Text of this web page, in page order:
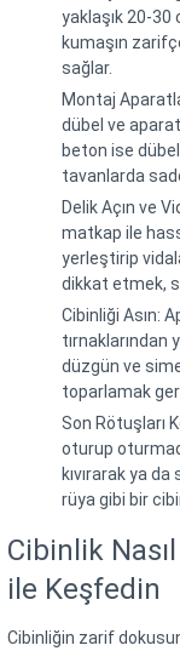
yaklaşık 20-30
kumaşın
sağlar.
Montaj
dübel ve
beton ise
tavanlarda
Delik Açın ve
matkap ile
yerleştirip
dikkat etmek,
Cibinliği Asın:
tırnaklarından
düzgün ve
toparlamak
Son Rötuşları
oturup
kıvırarak ya
rüya gibi bir
Cibinlik
ile Keşfedin
Cibinliğin zarif